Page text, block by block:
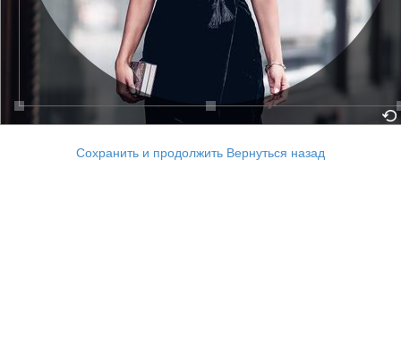
Сохранить и продолжить Вернуться назад